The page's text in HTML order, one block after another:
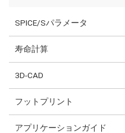
SPICE/Sパラメータ
寿命計算
3D-CAD
フットプリント
アプリケーションガイド